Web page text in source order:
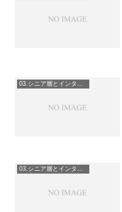
03.シニア層とインターネット